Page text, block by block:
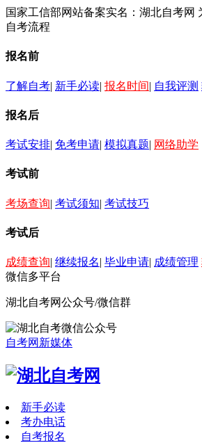
国家工信部网站备案实名：湖北自考网
自考流程
报名前
了解自考| 新手必读| 报名时间| 自我评测
报名后
考试安排| 免考申请| 模拟真题| 网络助学
考试前
考场查询| 考试须知| 考试技巧
考试后
成绩查询| 继续报名| 毕业申请| 成绩管理
微信多平台
湖北自考网公众号/微信群
自考网新媒体
新手必读
考办电话
自考报名